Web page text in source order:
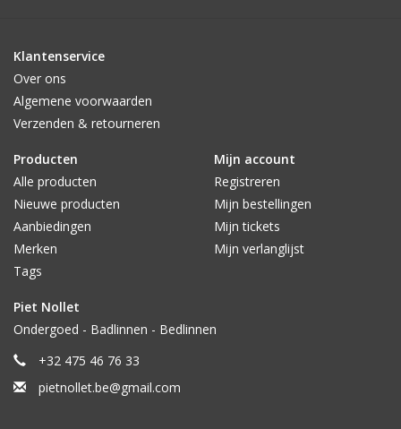
Klantenservice
Over ons
Algemene voorwaarden
Verzenden & retourneren
Producten
Alle producten
Nieuwe producten
Aanbiedingen
Merken
Tags
Mijn account
Registreren
Mijn bestellingen
Mijn tickets
Mijn verlanglijst
Piet Nollet
Ondergoed - Badlinnen - Bedlinnen
+32 475 46 76 33
pietnollet.be@gmail.com